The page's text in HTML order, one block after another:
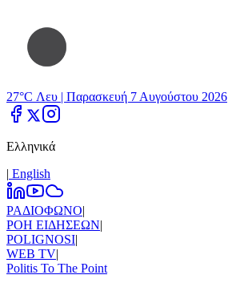
27°C Λευ | Παρασκευή 7 Αυγούστου 2026
Ελληνικά
| Εnglish
ΡΑΔΙΟΦΩΝΟ|
ΡΟΗ ΕΙΔΗΣΕΩΝ|
POLIGNOSI|
WEB TV|
Politis To The Point